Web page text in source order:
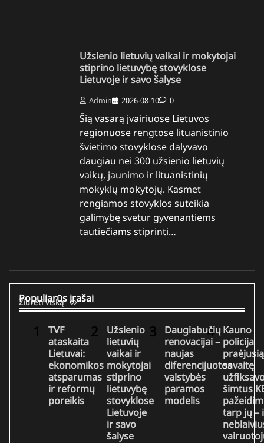
Užsienio lietuvių vaikai ir mokytojai
stiprino lietuvybę stovyklose
Lietuvoje ir savo šalyse
Admin 2026-08-10 0
Šią vasarą įvairiuose Lietuvos
regionuose rengtose lituanistinio
švietimo stovyklose dalyvavo
daugiau nei 300 užsienio lietuvių
vaikų, jaunimo ir lituanistinių
mokyklų mokytojų. Kasmet
rengiamos stovyklos suteikia
galimybę svetur gyvenantiems
tautiečiams stiprinti…
Populiarūs įrašai
Žiūrėti viską
TVF
ataskaita
Lietuvai:
ekonomikos
atsparumas
ir reformų
poreikis
Užsienio
lietuvių
vaikai ir
mokytojai
stiprino
lietuvybę
stovyklose
Lietuvoje
ir savo
šalyse
Daugiabučių
renovacijai –
naujas
diferencijuotos
valstybės
paramos
modelis
Kauno
policija
praėjusią
savaitę
šimtus
tarp jų –